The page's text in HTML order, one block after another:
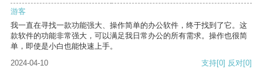
游客
我一直在寻找一款功能强大、操作简单的办公软件，终于找到了它。这
款软件的功能非常强大，可以满足我日常办公的所有需求。操作也很简
单，即使是小白也能快速上手。
2024-04-10
支持[0] 反对[0]